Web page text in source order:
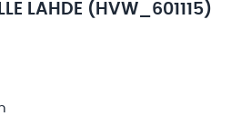
LAHDE (HVW_601115)